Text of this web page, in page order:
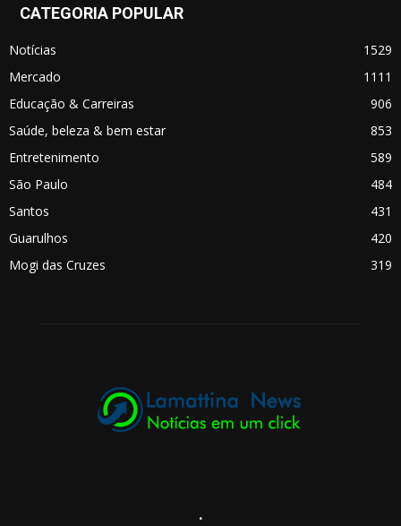
CATEGORIA POPULAR
Notícias
1529
Mercado
1111
Educação & Carreiras
906
Saúde, beleza & bem estar
853
Entretenimento
589
São Paulo
484
Santos
431
Guarulhos
420
Mogi das Cruzes
319
.